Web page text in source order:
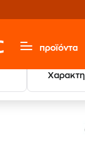
προϊόντα